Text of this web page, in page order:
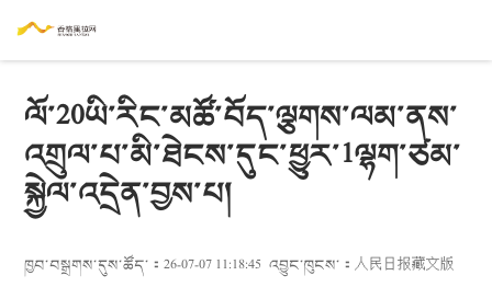
ལོ་20ཡི་རིང་མཚོ་བོད་ལྕགས་ལམ་ནས་
འགྲུལ་པ་མི་ཐེངས་དུང་ཕྱུར་1ལྷག་ཙམ་
སྐྱེལ་འདྲེན་བྱས་པ།
ཁྱབ་བསྒྲགས་དུས་ཚོད་：26-07-07 11:18:45 འབྱུང་ཁུངས་： 人民日报藏文版